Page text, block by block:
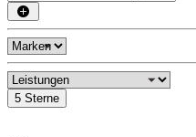
5 Sterne